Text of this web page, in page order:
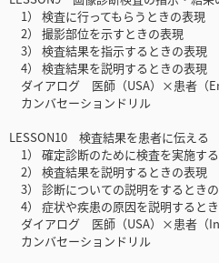
1） 検査に行ってもらうときの表現
2） 撮影部位を示すときの表現
3） 検査結果を指示するときの表現
4） 検査結果を説明するときの表現
ダイアログ 医師（USA）×患者（
カンバセーションドリル
LESSON10 検査結果を患者に伝える
1） 確定診断のために検査を実施す
2） 検査結果を説明するときの表現
3） 診断についての説明をするとき
4） 症状や疾患の原因を説明すると
ダイアログ 医師（USA）×患者（
カンバセーションドリル